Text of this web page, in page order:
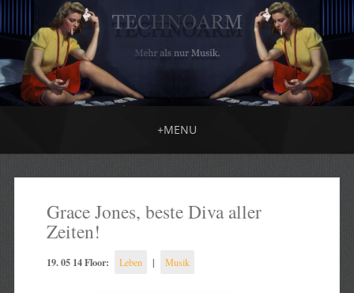
+MENU
Grace Jones, beste Diva aller
Zeiten!
19. 05 14 Floor: Leben | Musik